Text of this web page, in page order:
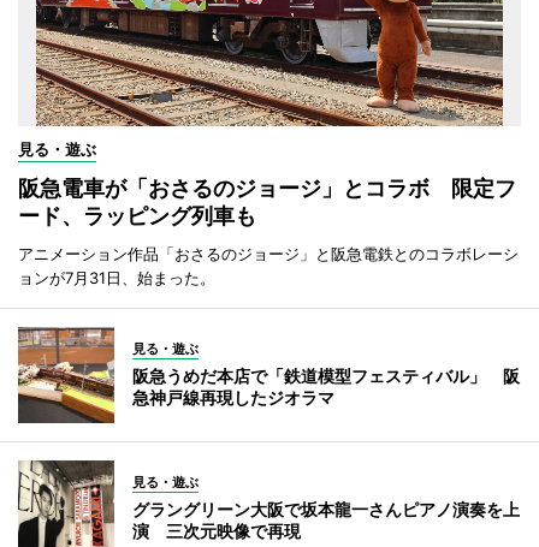
見る・遊ぶ
阪急電車が「おさるのジョージ」とコラボ 限定フ
ード、ラッピング列車も
アニメーション作品「おさるのジョージ」と阪急電鉄とのコラボレーシ
ョンが7月31日、始まった。
見る・遊ぶ
阪急うめだ本店で「鉄道模型フェスティバル」 阪
急神戸線再現したジオラマ
見る・遊ぶ
グラングリーン大阪で坂本龍一さんピアノ演奏を上
演 三次元映像で再現